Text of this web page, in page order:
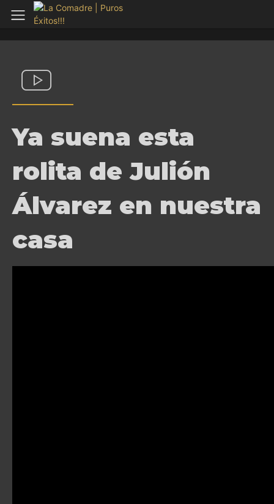
Ya suena esta
rolita de Julión
Álvarez en nuestra
casa